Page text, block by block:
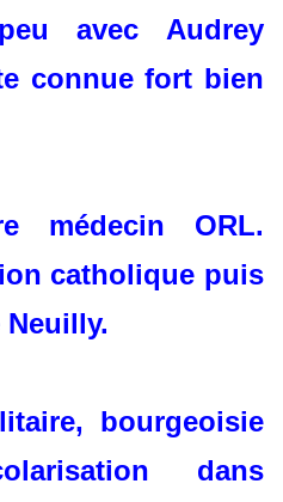
avec Audrey
connue fort bien
médecin ORL.
catholique puis
Neuilly.
bourgeoisie
dans